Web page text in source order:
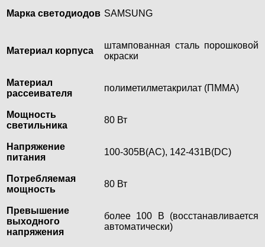
Марка светодиодов SAMSUNG
Материал корпуса
штампованная сталь порошковой
окраски
Материал
рассеивателя
полиметилметакрилат (ПММА)
Мощность
светильника
80 Вт
Напряжение
питания
100-305В(AC), 142-431В(DC)
Потребляемая
мощность
80 Вт
Превышение
выходного
напряжения
более 100 В (восстанавливается
автоматически)